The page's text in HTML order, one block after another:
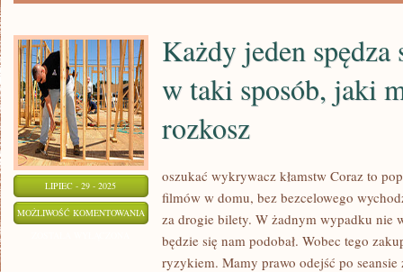
LIPIEC - 29 - 2025
MOŻLIWOŚĆ KOMENTOWANIA
JEDEN
Każdy jeden spędza
w taki sposób, jaki
rozkosz
oszukać wykrywacz kłamstw Coraz to
filmów w domu, bez bezcelowego
za drogie bilety. W żadnym wypadku nie
będzie się nam podobał. Wobec tego
ryzykiem. Mamy prawo odejść po